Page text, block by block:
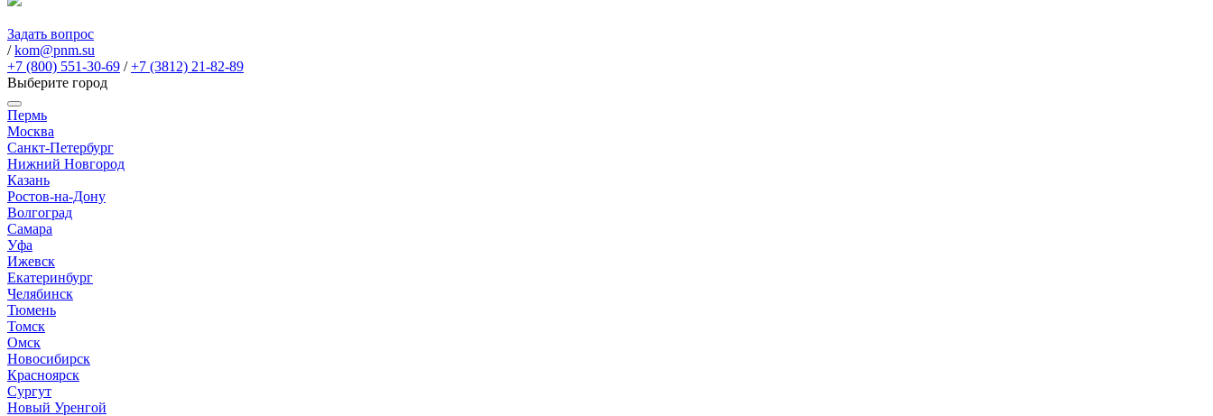
Задать вопрос
/kom@pnm.su
+7 (800) 551-30-69 /+7 (3812) 21-82-89
Выберите город
Пермь
Москва
Санкт-Петербург
Нижний Новгород
Казань
Ростов-на-Дону
Волгоград
Самара
Уфа
Ижевск
Екатеринбург
Челябинск
Тюмень
Томск
Омск
Новосибирск
Красноярск
Сургут
Новый Уренгой